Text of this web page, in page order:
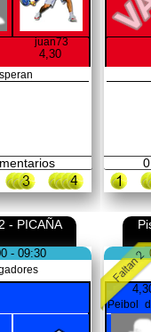
juan73
4,30
0
- PICAÑA
- 09:30